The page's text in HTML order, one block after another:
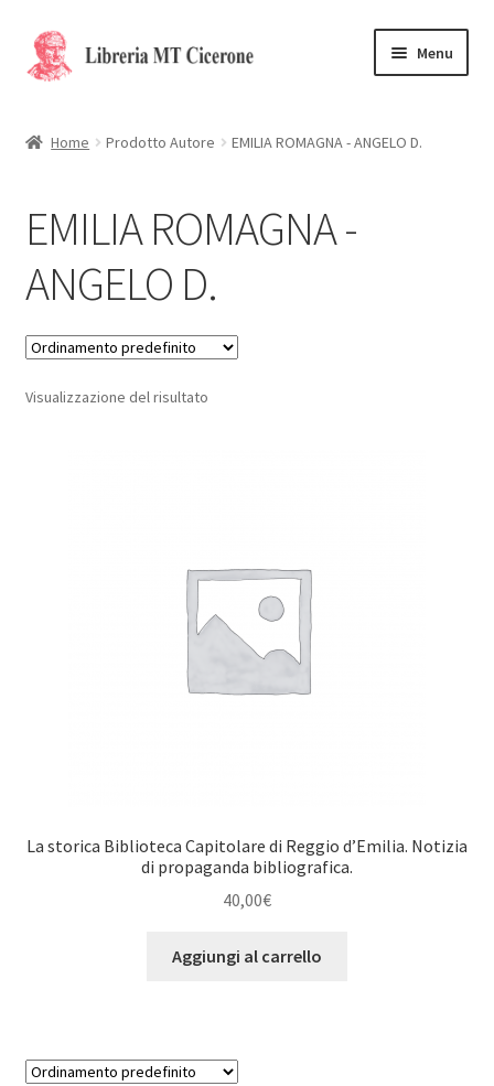
Vai
alla
Vai
al
Menu
La Storia
Contattaci
Cassa
Carrello
Home Prodotto Autore EMILIA ROMAGNA - ANGELO D.
EMILIA ROMAGNA -
ANGELO D.
Visualizzazione del risultato
La storica Biblioteca Capitolare di Reggio d’Emilia. Notizia
di propaganda bibliografica.
40,00€
Aggiungi al carrello